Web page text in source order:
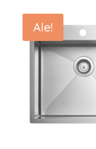
Ale!